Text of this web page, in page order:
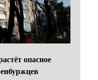
опасное